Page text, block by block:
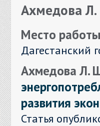
Ахмедова
Место
Дагестанский
Ахмедова Л.
развития
Статья